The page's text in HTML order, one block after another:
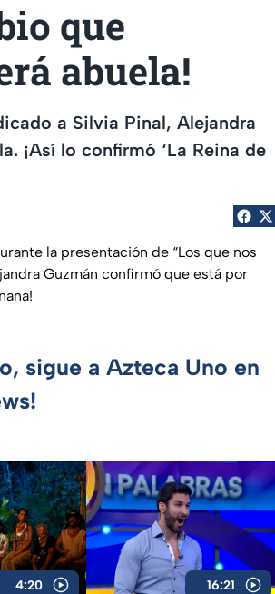
que
abuela!
a Silvia Pinal, Alejandra
¡Así lo confirmó ‘La Reina de
la presentación de “Los que nos
Guzmán confirmó que está por
sigue a Azteca Uno en
4:20 16:21